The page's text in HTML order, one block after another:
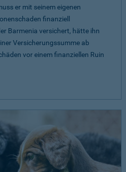
er mit seinem eigenen
finanziell
Barmenia versichert, hätte ihn
Versicherungssumme ab
vor einem finanziellen Ruin